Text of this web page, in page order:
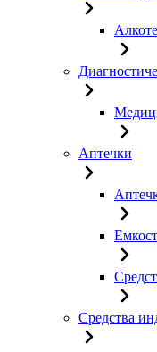
Аптечки
Средства